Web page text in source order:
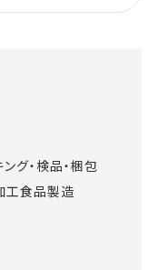
ング・検品・梱包
工食品製造